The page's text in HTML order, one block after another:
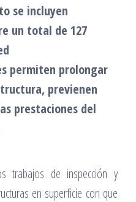
se incluyen
un total de 127
permiten prolongar
previenen
prestaciones del
trabajos de inspección y
en superficie con que